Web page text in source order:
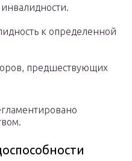
к определенной
предшествующих